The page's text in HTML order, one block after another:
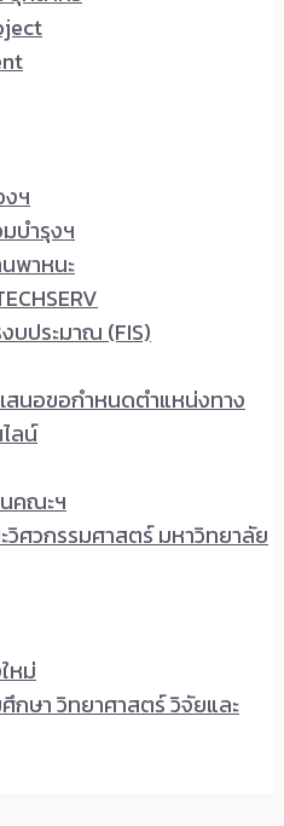
ฯ
บำรุงฯ
พาหนะ
บประมาณ (FIS)
สนอขอกำหนดตำแหน่งทาง
ลน์
คณะฯ
ศวกรรมศาสตร์ มหาวิทยาลัย
หม่
กษา วิทยาศาสตร์ วิจัยและ